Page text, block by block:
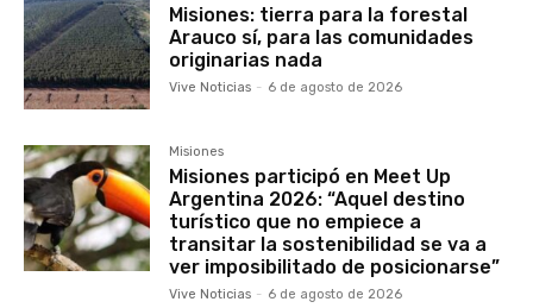
Misiones: tierra para la forestal
Arauco sí, para las comunidades
originarias nada
Vive Noticias - 6 de agosto de 2026
Misiones
Misiones participó en Meet Up
Argentina 2026: “Aquel destino
turístico que no empiece a
transitar la sostenibilidad se va a
ver imposibilitado de posicionarse”
Vive Noticias - 6 de agosto de 2026